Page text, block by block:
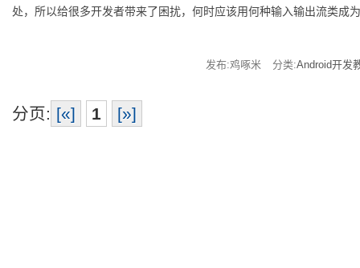
处，所以给很多开发者带来了困扰，何时应该用何种输入输出流类成
发布:鸡啄米 分类:Android开发
分页: [«] 1 [»]